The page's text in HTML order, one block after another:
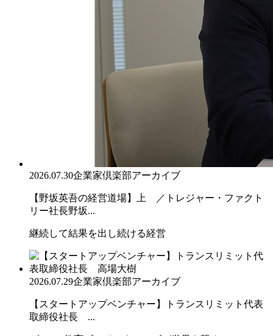
2026.07.30企業家倶楽部アーカイブ
【野坂英吾の経営道場】上 ／トレジャー・ファクト
リー社長野坂...
継続して結果を出し続ける経営
2026.07.29企業家倶楽部アーカイブ
【スタートアップベンチャー】トランスリミット代表
取締役社長 ...